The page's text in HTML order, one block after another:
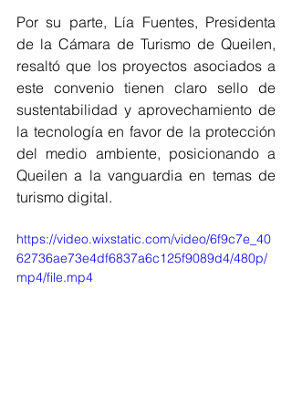
Por su parte, Lía Fuentes, Presidenta
de la Cámara de Turismo de Queilen,
resaltó que los proyectos asociados a
este convenio tienen claro sello de
sustentabilidad y aprovechamiento de
la tecnología en favor de la protección
del medio ambiente, posicionando a
Queilen a la vanguardia en temas de
turismo digital.
https://video.wixstatic.com/video/6f9c7e_40
62736ae73e4df6837a6c125f9089d4/480p/
mp4/file.mp4